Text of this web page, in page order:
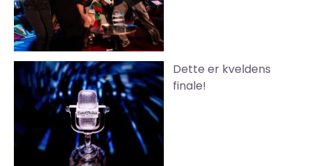
Dette er kveldens
finale!